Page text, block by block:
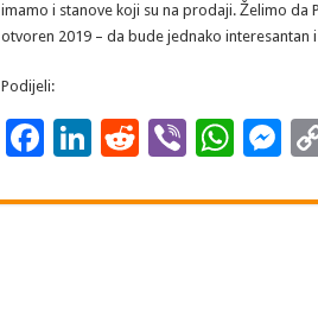
imamo i stanove koji su na prodaji. Želimo da
otvoren 2019 – da bude jednako interesantan
Podijeli:
F
e
Li
k
R
d
Vi
er
W
at
M
se